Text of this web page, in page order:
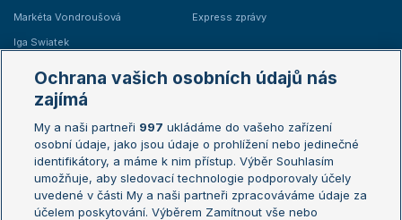
Markéta Vondroušová
Iga Swiatek
Express zprávy
Žebříčky
Žebříček ATP (muži)
Žebříček WTA (ženy)
Sázkařský žebříček
Australian Open
French Open
Wimbledon
US Open
Ochrana vašich osobních údajů nás
zajímá
My a naši partneři 997 ukládáme do vašeho zařízení
osobní údaje, jako jsou údaje o prohlížení nebo jedinečné
identifikátory, a máme k nim přístup. Výběr Souhlasím
umožňuje, aby sledovací technologie podporovaly účely
uvedené v části My a naši partneři zpracováváme údaje za
účelem poskytování. Výběrem Zamítnout vše nebo